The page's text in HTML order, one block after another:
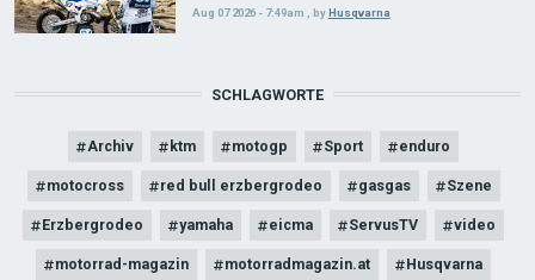
Aug 07 2026 - 7:49am byHusqvarna
SCHLAGWORTE
Archiv ktm motogp Sport enduro
motocross red bull erzbergrodeo gasgas Szene
Erzbergrodeo yamaha eicma ServusTV video
motorrad-magazin motorradmagazin.at Husqvarna